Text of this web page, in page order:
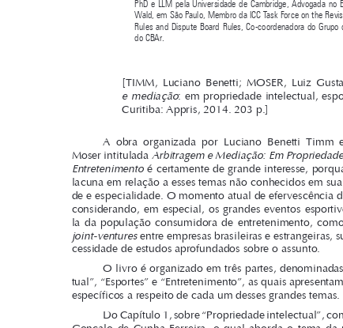







Coordenadores: Luciano Benetti Timm e Luiz Gustavo Meira Moser
[TIMM,  Luciano  Benetti;  MOSER,  Luiz  Gustavo
e mediação: em propriedade intelectual, esportes e
A  obra  organizada  por  Luciano  Benetti  Timm  e  Luiz
Moser intitulada Arbitragem e Mediação: Em Propriedade
Entretenimento é certamente de grande interesse, porquanto
lacuna em relação a esses temas não conhecidos em sua
de e especialidade. O momento atual de efervescência da
considerando,  em  especial,  os  grandes  eventos  esportivos,  a
la  da  população  consumidora  de  entretenimento,  como
joint-ventures entre empresas brasileiras e estrangeiras, suscita
cessidade de estudos aprofundados sobre o assunto.
O livro é organizado em três partes, denominadas
tual”, “Esportes” e “Entretenimento”, as quais apresentam
específicos a respeito de cada um desses grandes temas.
Do Capítulo 1, sobre “Propriedade intelectual”, consta
Gonçalo  de  Cunha  Ferreira,  o  qual  aborda  o  tema  da
marcas e patentes. O autor apresenta uma distinção entre
de intelectual de característica contratual e registral. Segundo
são  aqueles  de  característica  contratual  concernentes  a
e  patrimoniais  (e.g.
licenciamento  de  direitos,  contratos  de